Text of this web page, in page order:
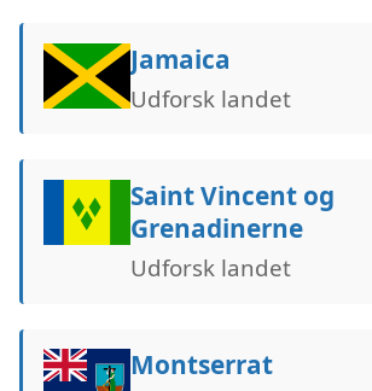
Jamaica
Udforsk landet
Saint Vincent og
Grenadinerne
Udforsk landet
Montserrat